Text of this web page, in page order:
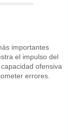
importantes
el impulso del
ofensiva
errores.